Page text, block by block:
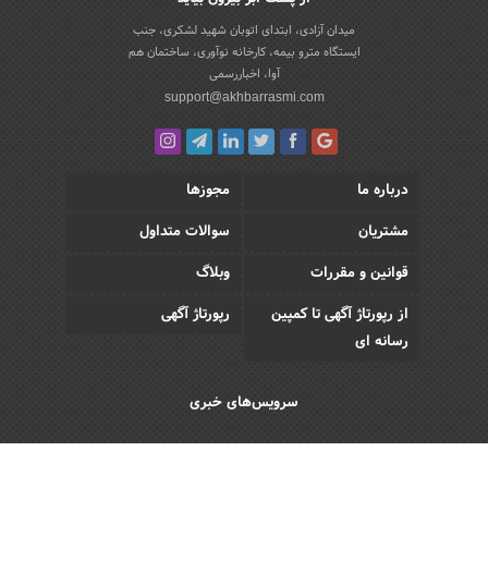
میدان آزادی، ابتدای اتوبان شهید لشکری، جنب
ایستگاه مترو بیمه، کارخانه نوآوری، ساختمان هم
آوا، اخباررسمی
support@akhbarrasmi.com
درباره ما
مجوزها
مشتریان
سوالات متداول
قوانین و مقررات
وبلاگ
از رپورتاژ آگهی تا کمپین
رسانه ای
رپورتاژ آگهی
سرویس‌های خبری